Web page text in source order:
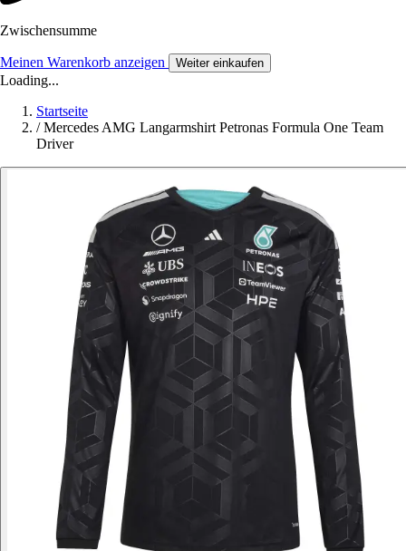
Zwischensumme
Meinen Warenkorb anzeigen Weiter einkaufen
Loading...
Startseite
/ Mercedes AMG Langarmshirt Petronas Formula One Team
Driver